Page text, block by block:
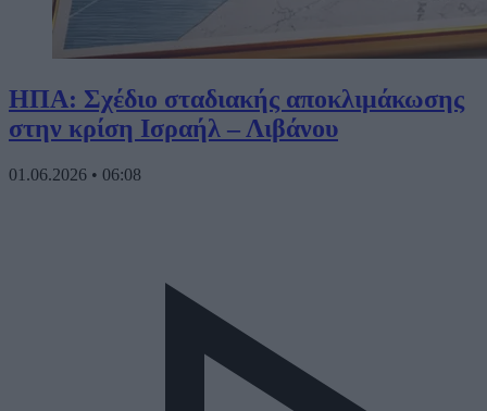
ΗΠΑ: Σχέδιο σταδιακής αποκλιμάκωσης
στην κρίση Ισραήλ – Λιβάνου
01.06.2026 • 06:08